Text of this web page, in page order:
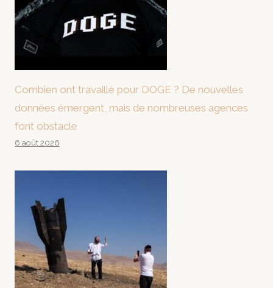
Combien ont travaillé pour DOGE ? De nouvelles
données émergent, mais de nombreuses agences
font obstacle
6 août 2026